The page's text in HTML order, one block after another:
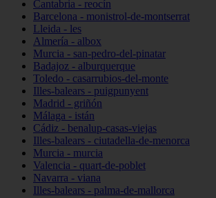
Cantabria - reocín
Barcelona - monistrol-de-montserrat
Lleida - les
Almería - albox
Murcia - san-pedro-del-pinatar
Badajoz - alburquerque
Toledo - casarrubios-del-monte
Illes-balears - puigpunyent
Madrid - griñón
Málaga - istán
Cádiz - benalup-casas-viejas
Illes-balears - ciutadella-de-menorca
Murcia - murcia
Valencia - quart-de-poblet
Navarra - viana
Illes-balears - palma-de-mallorca